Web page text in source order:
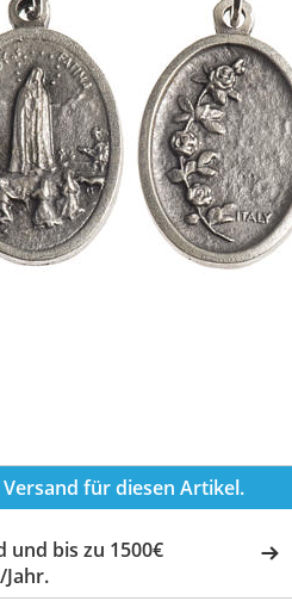
für diesen Artikel.
und bis zu 1500€